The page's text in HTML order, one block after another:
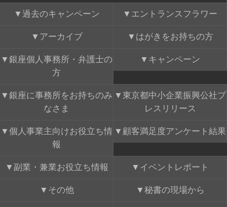
過去のキャンペーン エントランスフラワー
アーカイブ はがきをお持ちの方
銀座個人事務所・弁護士の
方
キャンペーン
銀座に事務所をお持ちのみ
なさま
東京都中小企業振興公社プ
レスリリース
個人事業主向けお役立ち情
報
顧客満足度アンケート結果
副業・兼業お役立ち情報 イベントレポート
その他 秘書の現場から